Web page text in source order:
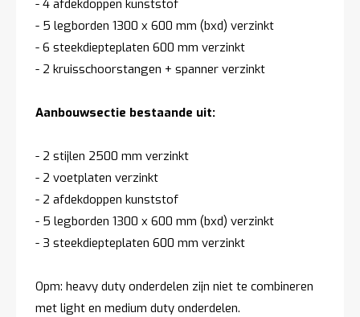
- 4 afdekdoppen kunststof
- 5 legborden 1300 x 600 mm (bxd) verzinkt
- 6 steekdiepteplaten 600 mm verzinkt
- 2 kruisschoorstangen + spanner verzinkt
Aanbouwsectie bestaande uit:
- 2 stijlen 2500 mm verzinkt
- 2 voetplaten verzinkt
- 2 afdekdoppen kunststof
- 5 legborden 1300 x 600 mm (bxd) verzinkt
- 3 steekdiepteplaten 600 mm verzinkt
Opm: heavy duty onderdelen zijn niet te combineren
met light en medium duty onderdelen.